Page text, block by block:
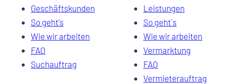
Geschäftskunden
So geht's
Wie wir arbeiten
FAQ
Suchauftrag
Leistungen
So geht`s
Wie wir arbeiten
Vermarktung
FAQ
Vermieterauftrag